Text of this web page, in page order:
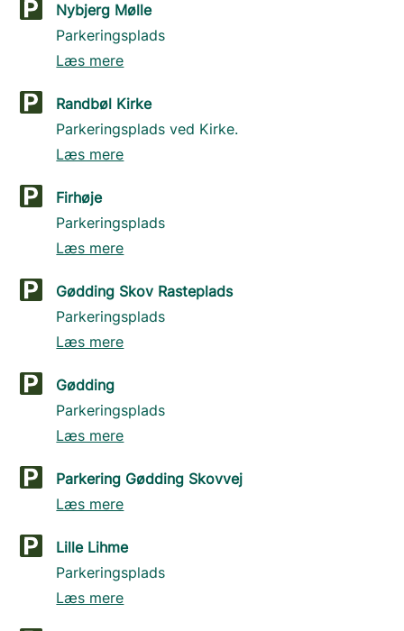
Nybjerg Mølle
Parkeringsplads
Læs mere
Randbøl Kirke
Parkeringsplads ved Kirke.
Læs mere
Firhøje
Parkeringsplads
Læs mere
Gødding Skov Rasteplads
Parkeringsplads
Læs mere
Gødding
Parkeringsplads
Læs mere
Parkering Gødding Skovvej
Læs mere
Lille Lihme
Parkeringsplads
Læs mere